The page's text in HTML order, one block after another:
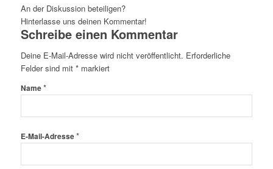
An der Diskussion beteiligen?
Hinterlasse uns deinen Kommentar!
Schreibe einen Kommentar
Deine E-Mail-Adresse wird nicht veröffentlicht. Erforderliche
Felder sind mit *markiert
Name*
E-Mail-Adresse*